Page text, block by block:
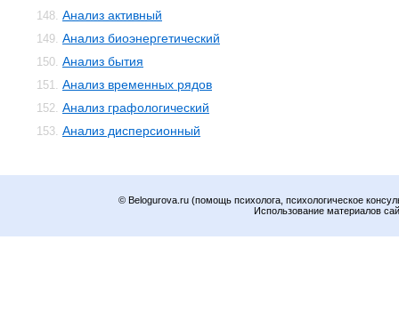
148. Анализ активный
149. Анализ биоэнергетический
150. Анализ бытия
151. Анализ временных рядов
152. Анализ графологический
153. Анализ дисперсионный
© Belogurova.ru (помощь психолога, психологическое
Использование материалов